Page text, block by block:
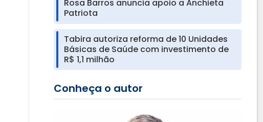
Rosa Barros anuncia apoio a Anchieta
Patriota
Tabira autoriza reforma de 10 Unidades
Básicas de Saúde com investimento de
R$ 1,1 milhão
Conheça o autor